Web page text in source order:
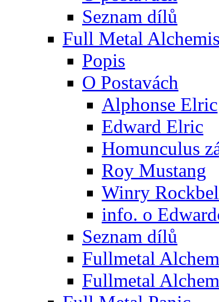
Seznam dílů
Full Metal
Popis
O Postavách
Alphonse Elric
Edward Elric
Homunculus
Roy Mustang
Winry
info. o
Seznam dílů
Fullmetal
Fullmetal